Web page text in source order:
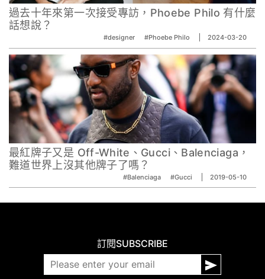
過去十年來第一次接受專訪，Phoebe Philo 有什麼
話想說？
#designer #Phoebe Philo 2024-03-20
最紅牌子又是 Off-White、Gucci、Balenciaga，
難道世界上沒其他牌子了嗎？
#Balenciaga #Gucci 2019-05-10
訂閱SUBSCRIBE